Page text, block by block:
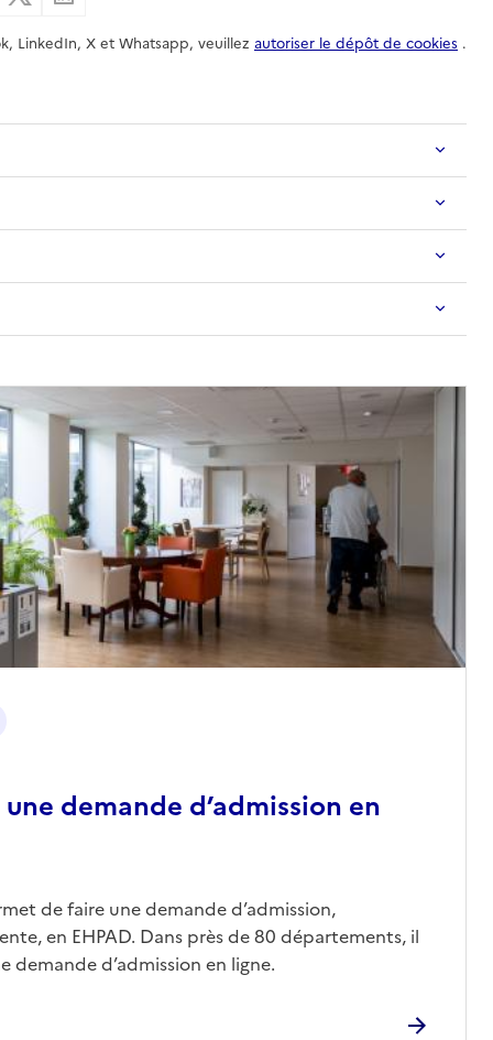
LinkedIn, X et Whatsapp, veuillez autoriser le dépôt de cookies .
demande d’admission en
de faire une demande d’admission,
en EHPAD. Dans près de 80 départements, il
demande d’admission en ligne.